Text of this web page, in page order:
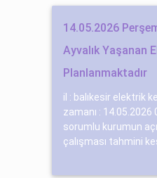
14.05.2026
Ayvalık Yaşanan
Planlanmaktadır
il : balıkesir elektrik
zamanı :
sorumlu kurumun
çalışması tahmini